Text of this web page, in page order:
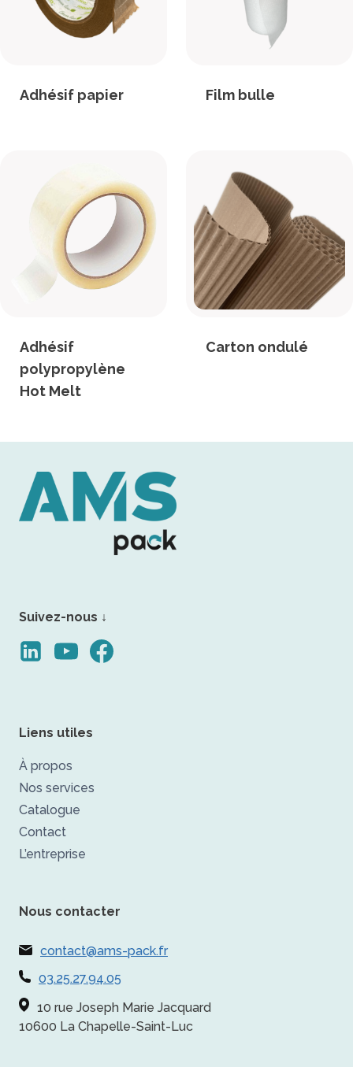
Adhésif papier Film bulle
Adhésif
polypropylène
Hot Melt
Carton ondulé
Suivez-nous ↓
Liens utiles
À propos
Nos services
Catalogue
Contact
L’entreprise
Nous contacter
contact@ams-pack.fr
03.25.27.94.05
10 rue Joseph Marie Jacquard
10600 La Chapelle-Saint-Luc